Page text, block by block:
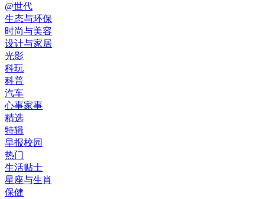
@世代
生态与环保
时尚与美容
设计与家居
光影
科玩
科普
汽车
心事家事
精选
特辑
早报校园
热门
生活贴士
星座与生肖
保健